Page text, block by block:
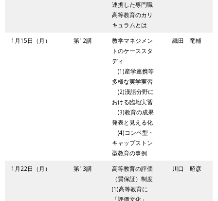
連携した専門職
高等教育のカリ
キュラムとは
1月15日（月） 第12講
教学マネジメン
トのケーススタ
ディ
(1)産学連携等
多様な実学実習
(2)漢語分野に
おける臨地実習
(3)教育の成果
発表と見える化
(4)コンペ型・
キャップストン
型教育の事例
織田 竜輔
1月22日（月） 第13講
高等教育の評価
（質保証）制度
(1)高等教育に
「評価文化」
川口 昭彦